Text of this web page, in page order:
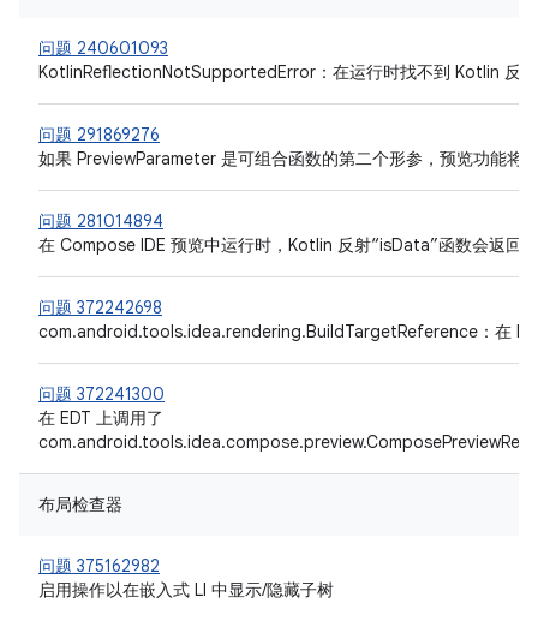
问题 240601093
KotlinReflectionNotSupportedError：在运行时找不到 Kotlin 反
问题 291869276
如果 PreviewParameter 是可组合函数的第二个形参，预览功能将
问题 281014894
在 Compose IDE 预览中运行时，Kotlin 反射“isData”函数会返回
问题 372242698
com.android.tools.idea.rendering.BuildTargetReference：在
问题 372241300
在 EDT 上调用了
布局检查器
问题 375162982
启用操作以在嵌入式 LI 中显示/隐藏子树